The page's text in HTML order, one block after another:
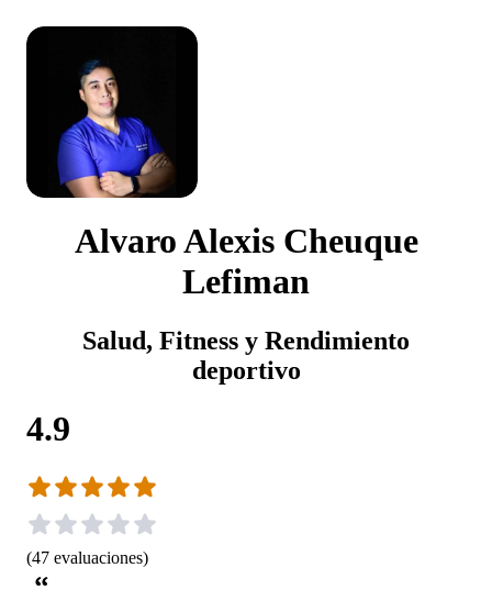
Alvaro Alexis Cheuque
Lefiman
Salud, Fitness y Rendimiento
deportivo
4.9
(47 evaluaciones)